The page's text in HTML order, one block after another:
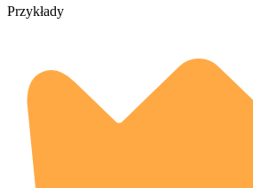
Przykłady